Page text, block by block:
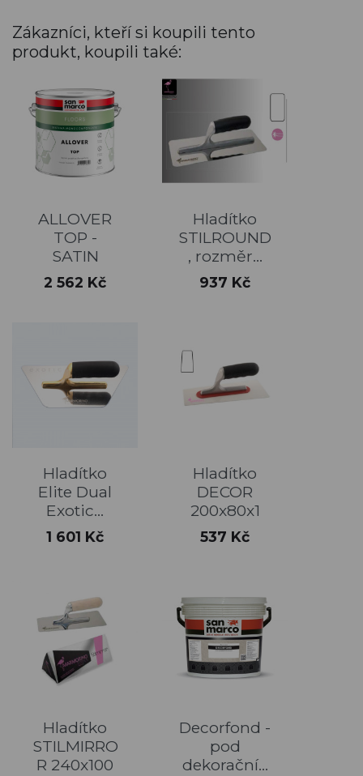
Zákazníci, kteří si koupili tento
produkt, koupili také:
ALLOVER
TOP -
SATIN
Cena
2 562 Kč
Hladítko
STILROUND
, rozměr...
Cena
937 Kč
Hladítko
Elite Dual
Exotic...
Cena
1 601 Kč
Hladítko
DECOR
200x80x1
Cena
537 Kč
Hladítko
STILMIRRO
R 240x100
Decorfond -
pod
dekorační...